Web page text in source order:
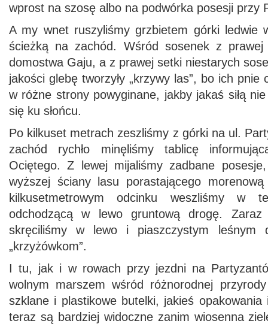
wprost na szosę albo na podwórka posesji przy
A my wnet ruszyliśmy grzbietem górki ledwie
ścieżką na zachód. Wśród sosenek z prawej
domostwa Gaju, a z prawej setki niestarych
jakości glebę tworzyły „krzywy las”, bo ich pnie
w różne strony powyginane, jakby jakaś siłą nie
się ku słońcu.
Po kilkuset metrach zeszliśmy z górki na ul.
zachód rychło minęliśmy tablicę
Ociętego. Z lewej mijaliśmy zadbane
wyższej ściany lasu porastającego
kilkusetmetrowym odcinku weszliśmy w
odchodzącą w lewo gruntową drogę.
skręciliśmy w lewo i piaszczystym leśnym
„krzyżówkom”.
I tu, jak i w rowach przy jezdni na
wolnym marszem wśród różnorodnej przyrody
szklane i plastikowe butelki, jakieś opakowania
teraz są bardziej widoczne zanim wiosenna